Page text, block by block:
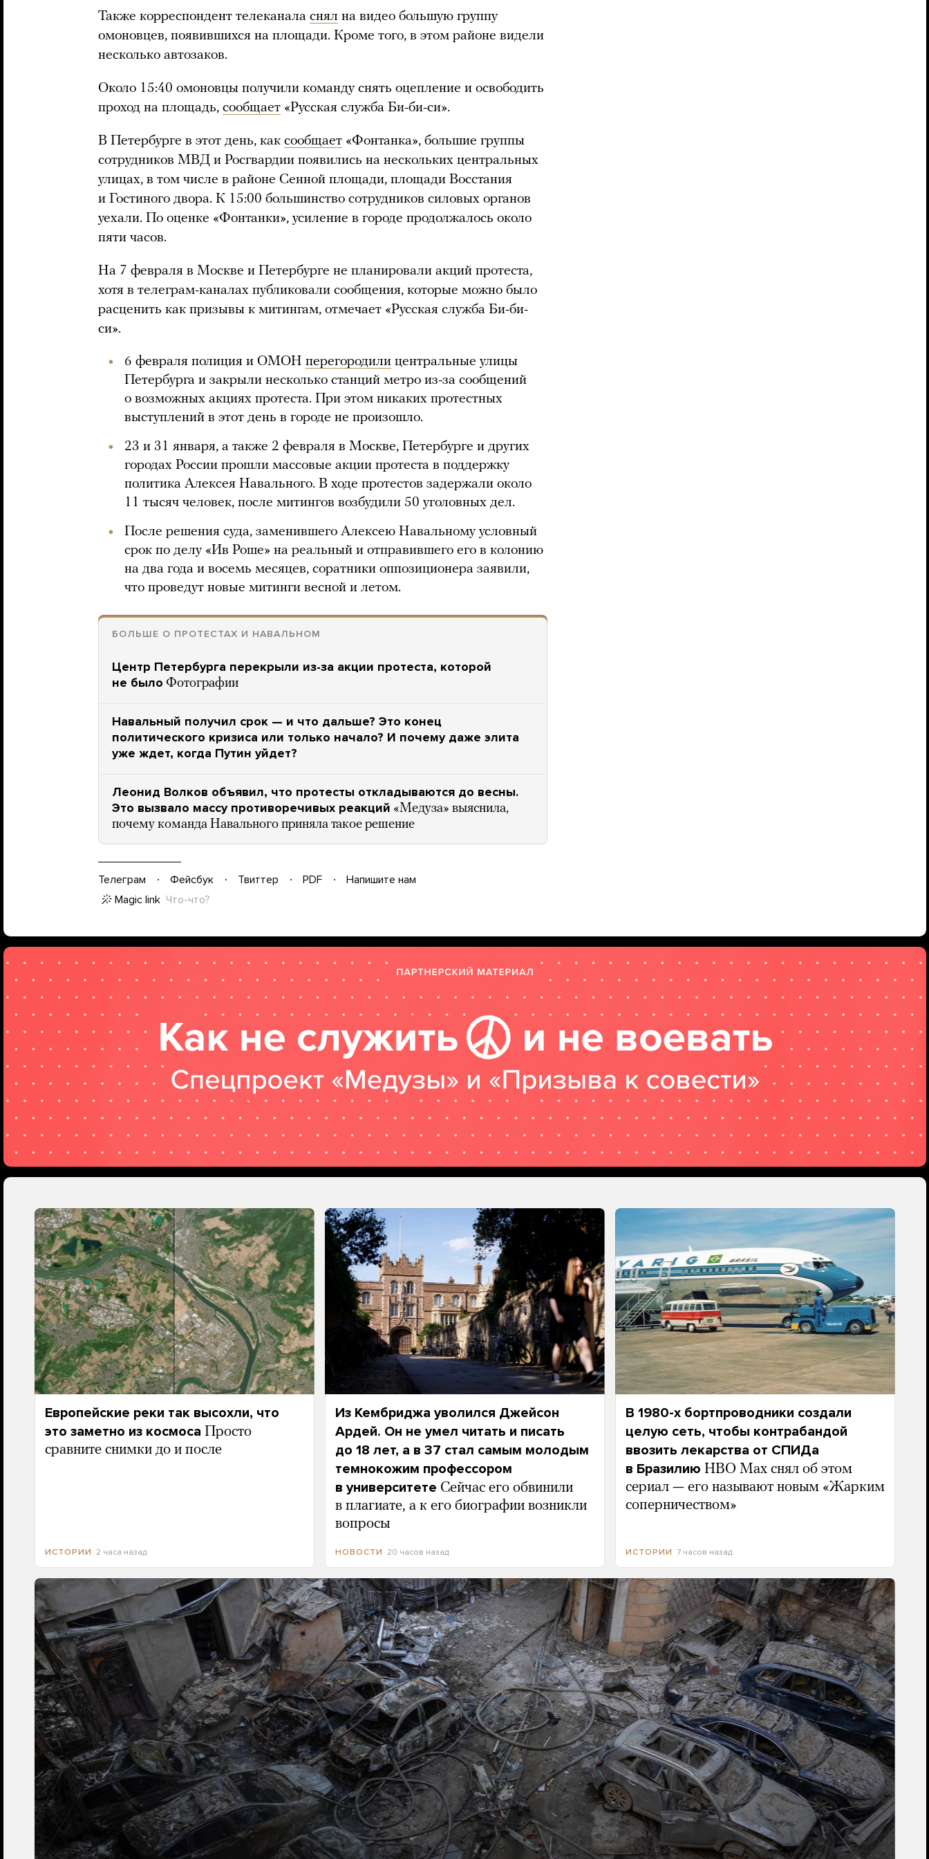
Также корреспондент телеканала снял на видео большую группу
омоновцев, появившихся на площади. Кроме того, в этом районе видели
несколько автозаков.
Около 15:40 омоновцы получили команду снять оцепление и освободить
проход на площадь, сообщает «Русская служба Би-би-си».
В Петербурге в этот день, как сообщает «Фонтанка», большие группы
сотрудников МВД и Росгвардии появились на нескольких центральных
улицах, в том числе в районе Сенной площади, площади Восстания
и Гостиного двора. К 15:00 большинство сотрудников силовых органов
уехали. По оценке «Фонтанки», усиление в городе продолжалось около
пяти часов.
На 7 февраля в Москве и Петербурге не планировали акций протеста,
хотя в телеграм-каналах публиковали сообщения, которые можно было
расценить как призывы к митингам, отмечает «Русская служба Би-би-
си».
6 февраля полиция и ОМОН перегородили центральные улицы
Петербурга и закрыли несколько станций метро из-за сообщений
о возможных акциях протеста. При этом никаких протестных
выступлений в этот день в городе не произошло.
23 и 31 января, а также 2 февраля в Москве, Петербурге и других
городах России прошли массовые акции протеста в поддержку
политика Алексея Навального. В ходе протестов задержали около
11 тысяч человек, после митингов возбудили 50 уголовных дел.
После решения суда, заменившего Алексею Навальному условный
срок по делу «Ив Роше» на реальный и отправившего его в колонию
на два года и восемь месяцев, соратники оппозиционера заявили,
что проведут новые митинги весной и летом.
БОЛЬШЕ О ПРОТЕСТАХ И НАВАЛЬНОМ
Центр Петербурга перекрыли из-за акции протеста, которой
не было Фотографии
Навальный получил срок — и что дальше? Это конец
политического кризиса или только начало? И почему даже элита
уже ждет, когда Путин уйдет?
Леонид Волков объявил, что протесты откладываются до весны.
Это вызвало массу противоречивых реакций «Медуза» выяснила,
почему команда Навального приняла такое решение
Телеграм Фейсбук Твиттер PDF
Напишите нам
Magic link Что-что?
Европейские реки так высохли, что
это заметно из космоса Просто
сравните снимки до и после
ИСТОРИИ 2 часа назад
Из Кембриджа уволился Джейсон
Ардей. Он не умел читать и писать
до 18 лет, а в 37 стал самым молодым
темнокожим профессором
в университете Сейчас его обвинили
в плагиате, а к его биографии возникли
вопросы
НОВОСТИ 20 часов назад
В 1980-х бортпроводники создали
целую сеть, чтобы контрабандой
ввозить лекарства от СПИДа
в Бразилию HBO Max снял об этом
сериал — его называют новым «Жарким
соперничеством»
ИСТОРИИ 7 часов назад